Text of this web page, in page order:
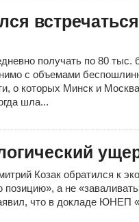
получать по 80 тыс.
с объемами
о которых Минск и
шла...
Козак обратился к
позицию», а не
что в докладе ЮНЕП